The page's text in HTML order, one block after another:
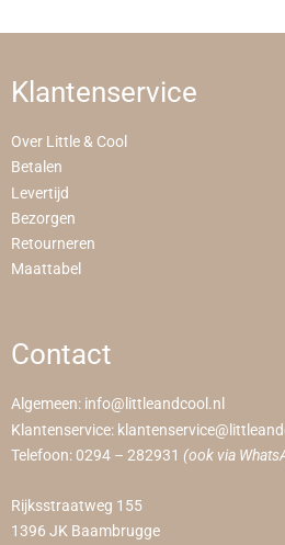
Klantenservice
Over Little & Cool
Betalen
Levertijd
Bezorgen
Retourneren
Maattabel
Contact
Algemeen: info@littleandcool.nl
Klantenservice:
Telefoon: 0294 – 282931 (ook via
Rijksstraatweg 155
1396 JK Baambrugge